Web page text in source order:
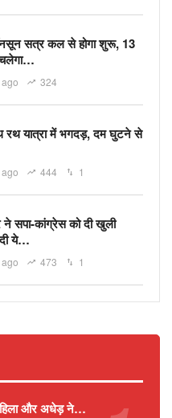
सत्र कल से होगा शुरू, 13
324
रथ यात्रा में भगदड़, दम घुटने से
444 1
सपा-कांग्रेस को दी खुली
ये…
473 1
और अधेड़ ने…